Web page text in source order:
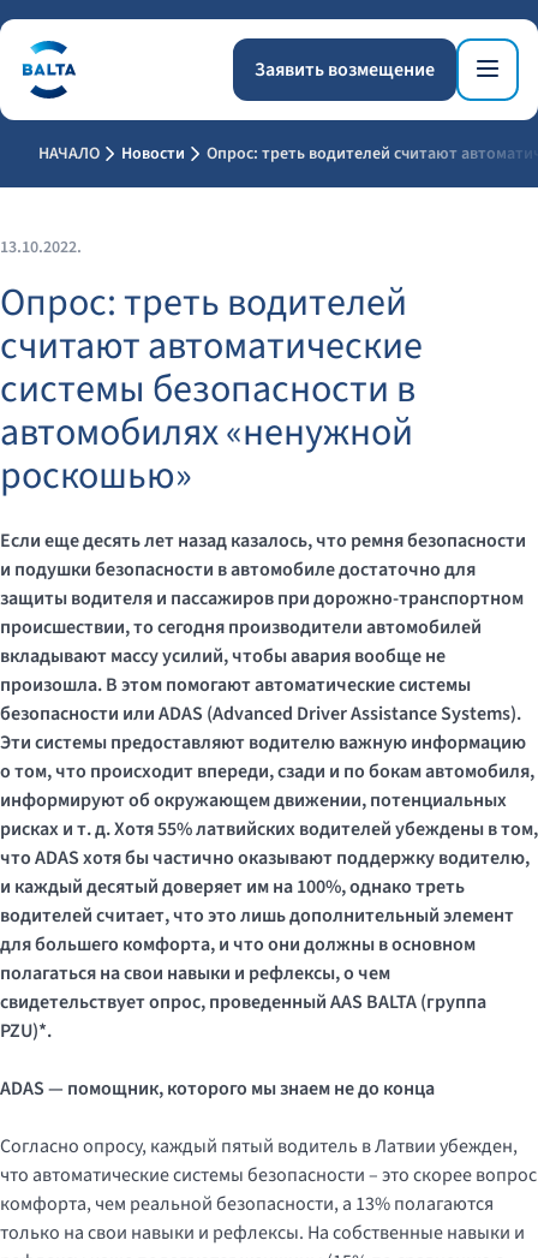
Заявить возмещение
НАЧАЛО Новости Опрос: треть водителей считают
13.10.2022.
Опрос: треть водителей
считают автоматические
системы безопасности в
автомобилях «ненужной
роскошью»
Если еще десять лет назад казалось, что ремня безопасности
и подушки безопасности в автомобиле достаточно для
защиты водителя и пассажиров при дорожно-транспортном
происшествии, то сегодня производители автомобилей
вкладывают массу усилий, чтобы авария вообще не
произошла. В этом помогают автоматические системы
безопасности или ADAS (Advanced Driver Assistance Systems).
Эти системы предоставляют водителю важную информацию
о том, что происходит впереди, сзади и по бокам автомобиля,
информируют об окружающем движении, потенциальных
рисках и т. д. Хотя 55% латвийских водителей убеждены в том,
что ADAS хотя бы частично оказывают поддержку водителю,
и каждый десятый доверяет им на 100%, однако треть
водителей считает, что это лишь дополнительный элемент
для большего комфорта, и что они должны в основном
полагаться на свои навыки и рефлексы, о чем
свидетельствует опрос, проведенный AAS BALTA (группа
PZU)*.
ADAS — помощник, которого мы знаем не до конца
Согласно опросу, каждый пятый водитель в Латвии убежден,
что автоматические системы безопасности – это скорее вопрос
комфорта, чем реальной безопасности, а 13% полагаются
только на свои навыки и рефлексы. На собственные навыки и